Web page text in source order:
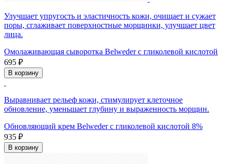
Улучшает упругость и эластичность кожи, очищает и сужает
поры, сглаживает поверхностные морщинки, улучшает цвет
лица.
Омолаживающая сыворотка Belweder с гликолевой кислотой
695 ₽
В корзину
Выравнивает рельеф кожи, стимулирует клеточное
обновление, уменьшает глубину и выраженность морщин.
Обновляющий крем Belweder с гликолевой кислотой 8%
935 ₽
В корзину